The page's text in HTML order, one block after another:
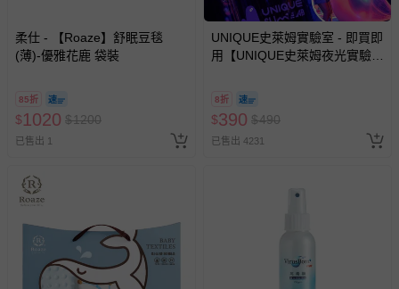
易於腐敗、保存期限較短或解約時即將逾期（例如生鮮
商品、食品等）。
客製化商品（例如客製生日書、姓名貼等）。
新費用）。
經消費者拆封之影音商品或電腦軟體（例如 DVD、CD
上服務，經消費者事先同意始提供（例如線上課程、遊
已拆封之以下類型商品：
-個人衛生用品（例如尿布、貼身衣物、泳裝、襪子、地
墊、寢具類等）。
柔仕 - 【Roaze】舒眠豆毯
(薄)-優雅花鹿 袋裝
85折
$1020 $1200
已售出 1
UNIQUE史萊姆實驗室 - 即買即
用【UNIQUE史萊姆夜光實驗室
人小孩均一價(3歲以上需購票))
8折
$390 $490
已售出 4231